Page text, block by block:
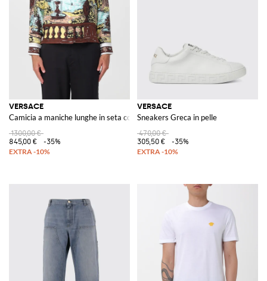
VERSACE
Camicia a maniche lunghe in seta con stampa grafica e collo cubano
1300,00 €
845,00 €
-35%
VERSACE
Sneakers Greca in pelle
470,00 €
305,50 €
-35%